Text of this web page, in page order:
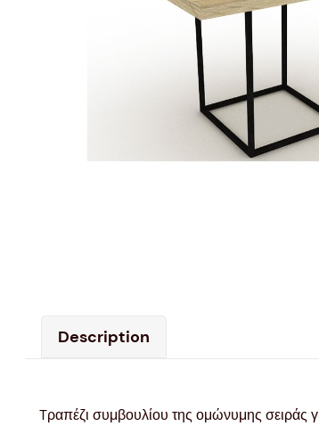
Description
Tραπέζι συμβουλίου της ομώνυμης σειράς